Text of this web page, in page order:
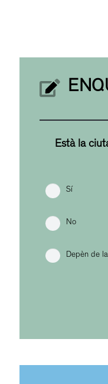
Està la
Sí
No
Depèn de